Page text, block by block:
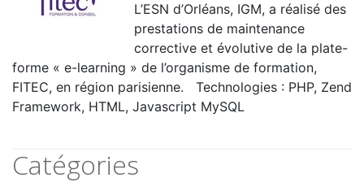
L’ESN d’Orléans, IGM, a réalisé des
prestations de maintenance
corrective et évolutive de la plate-
forme « e-learning » de l’organisme de formation,
FITEC, en région parisienne. Technologies : PHP, Zend
Framework, HTML, Javascript MySQL
Catégories